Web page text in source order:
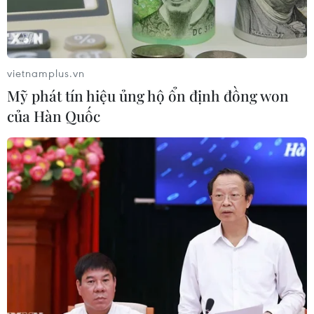
cùng ngày để đàm phán thêm.
Tổng thống Mỹ Donald Trump trao đổi với Tổng thống Ukraine
Volodymyr Zelensky (Ảnh: Văn phòng Tổng thống Ukraine/AFP)
Nhà Trắng ngày 26/4 thông báo Tổng thống Mỹ
Donald Trump và người đồng cấp Ukraine
vietnamplus.vn
Mỹ phát tín hiệu ủng hộ ổn định đồng won
của Hàn Quốc